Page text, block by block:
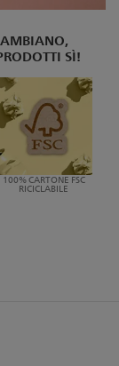
SÌ!
100% CARTONE FSC
RICICLABILE